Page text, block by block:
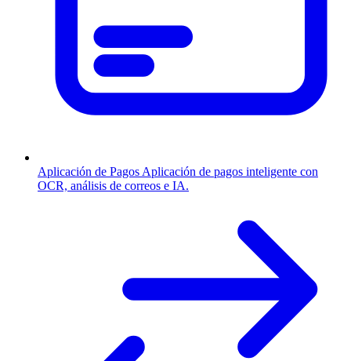
Aplicación de Pagos Aplicación de pagos inteligente con
OCR, análisis de correos e IA.